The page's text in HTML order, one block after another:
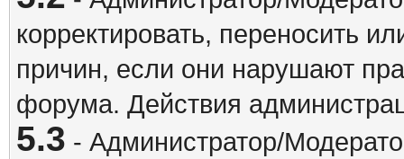
корректировать, переносить
причин, если они нарушают
форума. Действия
5.3 - Администратор/